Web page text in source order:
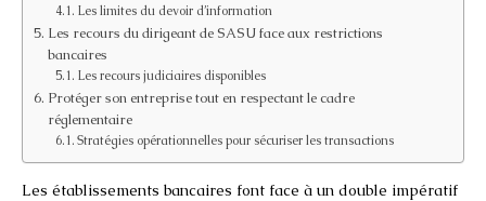
Les limites du devoir d’information
Les recours du dirigeant de SASU face aux restrictions
bancaires
Les recours judiciaires disponibles
Protéger son entreprise tout en respectant le cadre
réglementaire
Stratégies opérationnelles pour sécuriser les transactions
Les établissements bancaires font face à un double impératif